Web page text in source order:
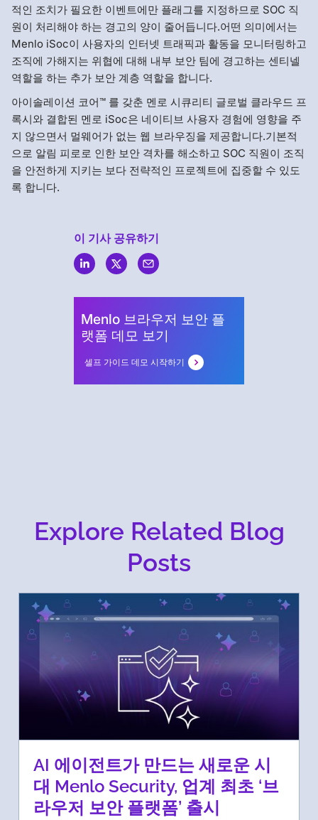
적인 조치가 필요한 이벤트에만 플래그를 지정하므로 SOC 직
원이 처리해야 하는 경고의 양이 줄어듭니다.어떤 의미에서는
Menlo iSoc이 사용자의 인터넷 트래픽과 활동을 모니터링하고
조직에 가해지는 위협에 대해 내부 보안 팀에 경고하는 센티넬
역할을 하는 추가 보안 계층 역할을 합니다.
아이솔레이션 코어™ 를 갖춘 멘로 시큐리티 글로벌 클라우드 프
록시와 결합된 멘로 iSoc은 네이티브 사용자 경험에 영향을 주
지 않으면서 멀웨어가 없는 웹 브라우징을 제공합니다.기본적
으로 알림 피로로 인한 보안 격차를 해소하고 SOC 직원이 조직
을 안전하게 지키는 보다 전략적인 프로젝트에 집중할 수 있도
록 합니다.
이 기사 공유하기
Menlo 브라우저 보안 플
랫폼 데모 보기
셀프 가이드 데모 시작하기
Explore Related Blog
Posts
AI 에이전트가 만드는 새로운 시
대 Menlo Security, 업계 최초 ‘브
라우저 보안 플랫폼’ 출시